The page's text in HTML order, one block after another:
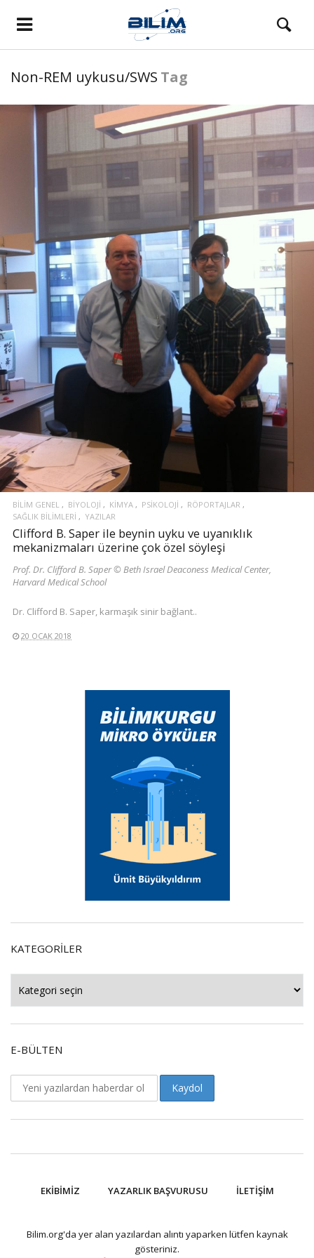
Non-REM uykusu/SWS Tag
BILIM GENEL BIYOLOJI KIMYA PSIKOLOJI
RÖPORTAJLAR
SAĞLIK BILIMLERI
YAZILAR
Clifford B. Saper ile beynin uyku ve uyanıklık
mekanizmaları üzerine çok özel söyleşi
Prof. Dr. Clifford B. Saper © Beth Israel Deaconess Medical Center,
Harvard Medical School
Dr. Clifford B. Saper, karmaşık sinir bağlant..
20 OCAK 2018
KATEGORILER
E-BÜLTEN
EKIBIMIZ YAZARLIK BAŞVURUSU İLETIŞIM
Bilim.org'da yer alan yazılardan alıntı yaparken lütfen kaynak
gösteriniz.